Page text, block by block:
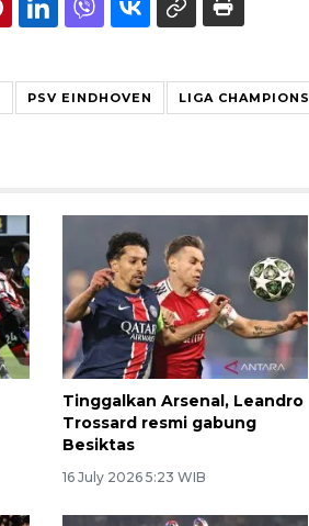
PSV EINDHOVEN LIGA CHAMPIONS
Tinggalkan Arsenal, Leandro
Trossard resmi gabung
Besiktas
16 July 2026 5:23 WIB